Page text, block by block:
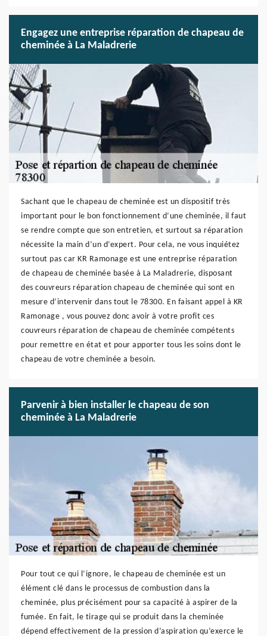
Engagez une entreprise réparation de chapeau de
cheminée à La Maladrerie
Sachant que le chapeau de cheminée est un dispositif très
important pour le bon fonctionnement d’une cheminée, il faut
se rendre compte que son entretien, et surtout sa réparation
nécessite la main d’un d’expert. Pour cela, ne vous inquiétez
surtout pas car KR Ramonage est une entreprise réparation
de chapeau de cheminée basée à La Maladrerie, disposant
des couvreurs réparation chapeau de cheminée qui sont en
mesure d’intervenir dans tout le 78300. En faisant appel à KR
Ramonage , vous pouvez donc avoir à votre profit ces
couvreurs réparation de chapeau de cheminée compétents
pour remettre en état et pour apporter tous les soins dont le
chapeau de votre cheminée a besoin.
Parvenir à bien installer le chapeau de son
cheminée à La Maladrerie
Pour tout ce qui l’ignore, le chapeau de cheminée est un
élément clé dans le processus de combustion dans la
cheminée, plus précisément pour sa capacité à aspirer de la
fumée. En fait, le tirage qui se produit dans la cheminée
dépend effectivement de la pression d’aspiration qu’exerce le